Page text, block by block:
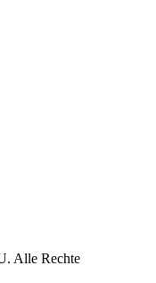
Alle Rechte